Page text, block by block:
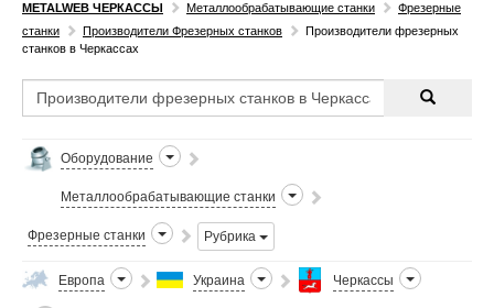
METALWEB ЧЕРКАССЫ Металлообрабатывающие станки
Фрезерные
станки
Производители Фрезерных станков
Производители фрезерных
станков в Черкассах
Оборудование
Металлообрабатывающие станки
Фрезерные станки Рубрика
Европа Украина Черкассы